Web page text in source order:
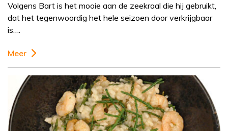
Volgens Bart is het mooie aan de zeekraal die hij gebruikt,
dat het tegenwoordig het hele seizoen door verkrijgbaar
is….
Meer